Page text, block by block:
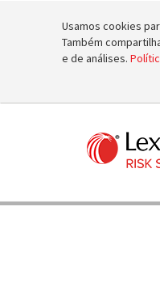
Usamos cookies
Também
e de análises.